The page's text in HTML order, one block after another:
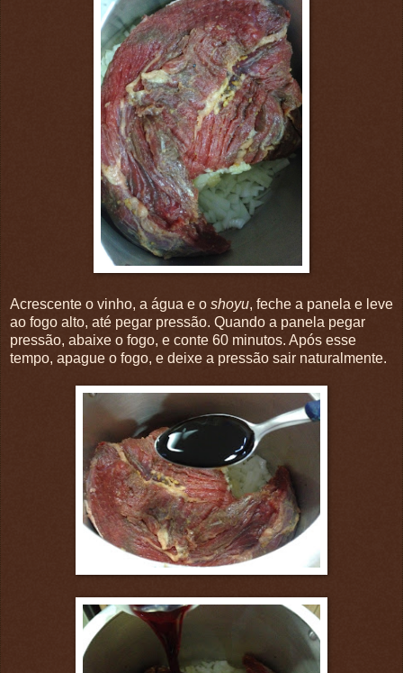
Acrescente o vinho, a água e o shoyu, feche a panela e leve
ao fogo alto, até pegar pressão. Quando a panela pegar
pressão, abaixe o fogo, e conte 60 minutos. Após esse
tempo, apague o fogo, e deixe a pressão sair naturalmente.